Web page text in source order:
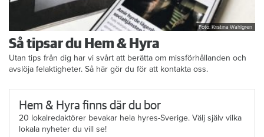
Foto: Kristina Wahlgren
Så tipsar du Hem & Hyra
Utan tips från dig har vi svårt att berätta om missförhållanden och
avslöja felaktigheter. Så här gör du för att kontakta oss.
Hem & Hyra finns där du bor
20 lokalredaktörer bevakar hela hyres-Sverige. Välj själv vilka
lokala nyheter du vill se!